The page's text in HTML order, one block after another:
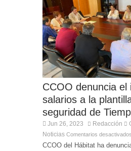
CCOO denuncia el
salarios a la
seguridad de
Jun 26, 2023 Redacción
Noticias Comentarios desactivados
CCOO del Hábitat ha